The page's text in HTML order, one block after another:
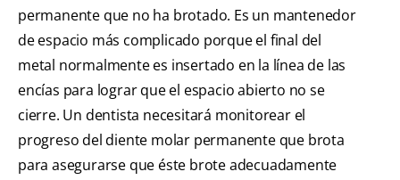
permanente que no ha brotado. Es un mantenedor
de espacio más complicado porque el final del
metal normalmente es insertado en la línea de las
encías para lograr que el espacio abierto no se
cierre. Un dentista necesitará monitorear el
progreso del diente molar permanente que brota
para asegurarse que éste brote adecuadamente